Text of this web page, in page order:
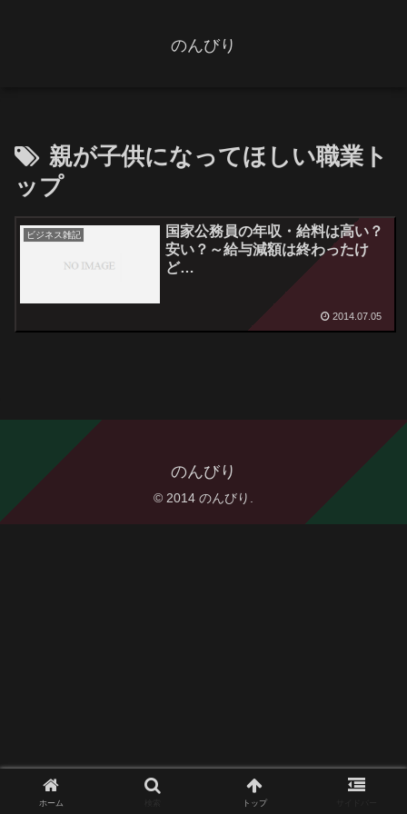
のんびり
親が子供になってほしい職業ト
ップ
ビジネス雑記
国家公務員の年収・給料は高い？
安い？～給与減額は終わったけ
ど…
2014.07.05
のんびり
© 2014 のんびり.
ホーム トップ